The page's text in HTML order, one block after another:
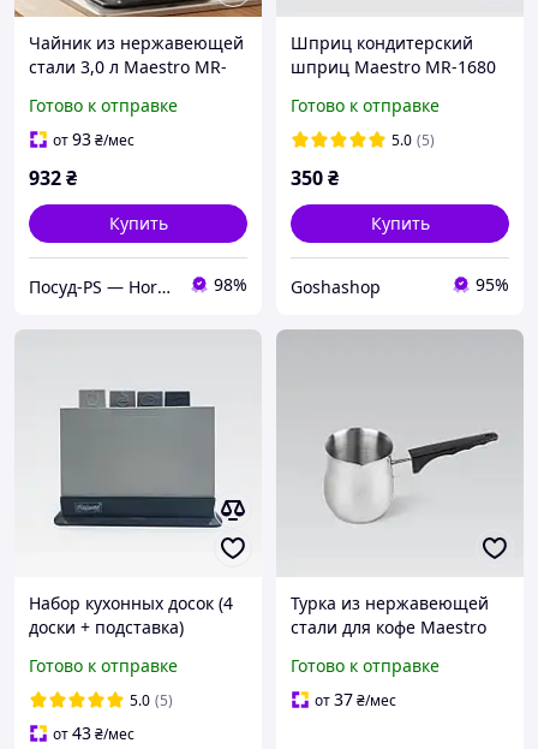
Чайник из нержавеющей
стали 3,0 л Maestro MR-
Готово к отправке
от93₴/мес
932₴
Купить
Посуд-PS — Horeca Посуда Подарки 98%
Шприц кондитерский
шприц Maestro MR-1680
Готово к отправке
5.0 (5)
350₴
Купить
Goshashop 95%
Набор кухонных досок (4
доски + подставка)
Готово к отправке
5.0 (5)
от43₴/мес
Турка из нержавеющей
стали для кофе Maestro
Готово к отправке
от37₴/мес